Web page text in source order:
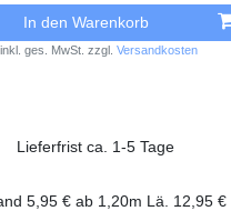
In den Warenkorb
inkl. ges. MwSt. zzgl.Versandkosten
Lieferfrist ca. 1-5 Tage
5,95 € ab 1,20m Lä. 12,95 €